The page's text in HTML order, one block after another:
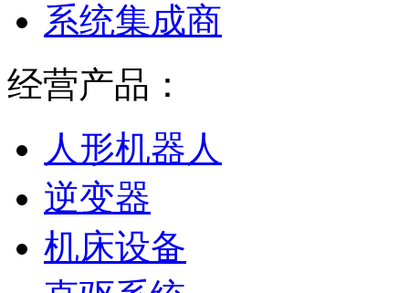
系统集成商
经营产品：
人形机器人
逆变器
机床设备